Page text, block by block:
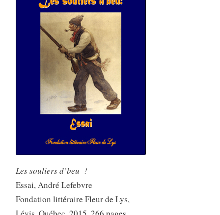
Les souliers d’beu !
Essai, André Lefebvre
Fondation littéraire Fleur de Lys,